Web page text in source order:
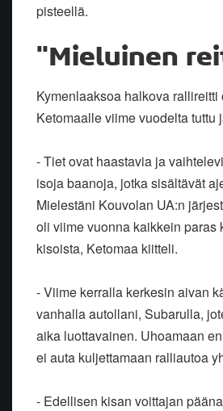
pisteellä.
"Mieluinen
Kymenlaaksoa halkova rallireitti
Ketomaalle viime vuodelta tuttu
- Tiet ovat haastavia ja
isoja baanoja, jotka sisältävät
Mielestäni Kouvolan UA:n
oli viime vuonna kaikkein paras
kisoista, Ketomaa kiitteli.
- Viime kerralla kerkesin aivan
vanhalla autollani, Subarulla,
aika luottavainen. Uhoamaan
ei auta kuljettamaan ralliautoa
- Edellisen kisan voittajan